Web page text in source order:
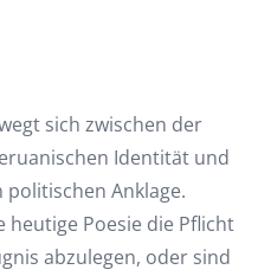
sich zwischen der
Identität und
Anklage.
heutige Poesie die Pflicht
abzulegen, oder sind